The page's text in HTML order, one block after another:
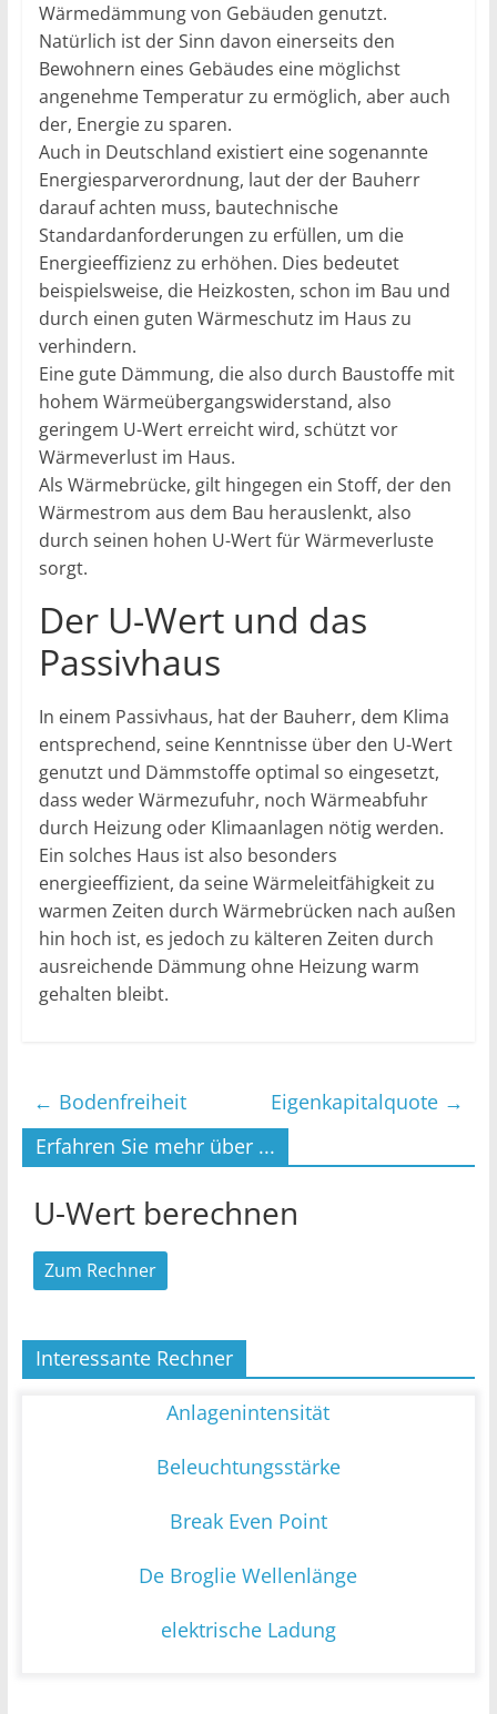
Wärmedämmung von Gebäuden genutzt.
Natürlich ist der Sinn davon einerseits den
Bewohnern eines Gebäudes eine möglichst
angenehme Temperatur zu ermöglich, aber auch
der, Energie zu sparen.
Auch in Deutschland existiert eine sogenannte
Energiesparverordnung, laut der der Bauherr
darauf achten muss, bautechnische
Standardanforderungen zu erfüllen, um die
Energieeffizienz zu erhöhen. Dies bedeutet
beispielsweise, die Heizkosten, schon im Bau und
durch einen guten Wärmeschutz im Haus zu
verhindern.
Eine gute Dämmung, die also durch Baustoffe mit
hohem Wärmeübergangswiderstand, also
geringem U-Wert erreicht wird, schützt vor
Wärmeverlust im Haus.
Als Wärmebrücke, gilt hingegen ein Stoff, der den
Wärmestrom aus dem Bau herauslenkt, also
durch seinen hohen U-Wert für Wärmeverluste
sorgt.
Der U-Wert und das
Passivhaus
In einem Passivhaus, hat der Bauherr, dem Klima
entsprechend, seine Kenntnisse über den U-Wert
genutzt und Dämmstoffe optimal so eingesetzt,
dass weder Wärmezufuhr, noch Wärmeabfuhr
durch Heizung oder Klimaanlagen nötig werden.
Ein solches Haus ist also besonders
energieeffizient, da seine Wärmeleitfähigkeit zu
warmen Zeiten durch Wärmebrücken nach außen
hin hoch ist, es jedoch zu kälteren Zeiten durch
ausreichende Dämmung ohne Heizung warm
gehalten bleibt.
← Bodenfreiheit Eigenkapitalquote →
Erfahren Sie mehr über ...
U-Wert berechnen
Zum Rechner
Interessante Rechner
Anlagenintensität
Beleuchtungsstärke
Break Even Point
De Broglie Wellenlänge
elektrische Ladung